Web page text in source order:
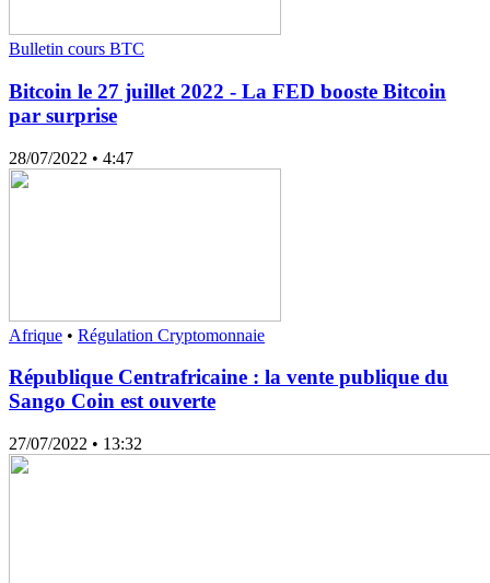
Bulletin cours BTC
Bitcoin le 27 juillet 2022 - La FED booste Bitcoin
par surprise
28/07/2022 • 4:47
Afrique • Régulation Cryptomonnaie
République Centrafricaine : la vente publique du
Sango Coin est ouverte
27/07/2022 • 13:32